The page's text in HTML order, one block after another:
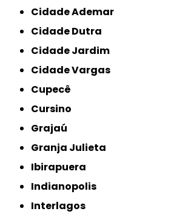
Cidade Ademar
Cidade Dutra
Cidade Jardim
Cidade Vargas
Cupecê
Cursino
Grajaú
Granja Julieta
Ibirapuera
Indianopolis
Interlagos